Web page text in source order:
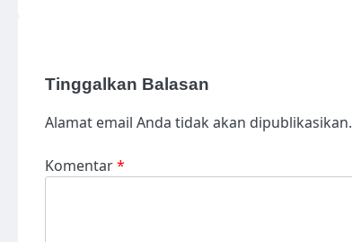
Tinggalkan Balasan
Alamat email Anda tidak akan dipublikasikan.
Komentar*